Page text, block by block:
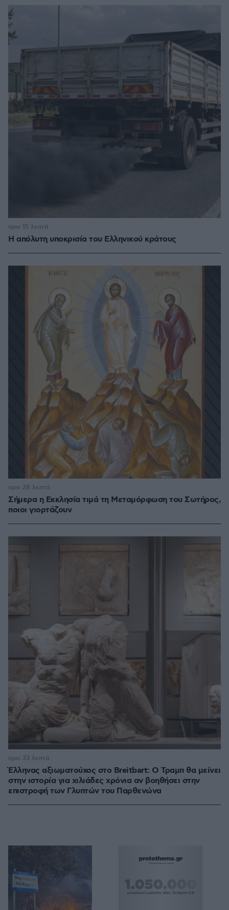
Η απόλυτη υποκρισία του Ελληνικού κράτους
πριν 15 λεπτά
Σήμερα η Εκκλησία τιμά τη Μεταμόρφωση του Σωτήρος,
ποιοι γιορτάζουν
πριν 28 λεπτά
Έλληνας αξιωματούχος στο Breitbart: Ο Τραμπ θα μείνει
στην ιστορία για χιλιάδες χρόνια αν βοηθήσει στην
επιστροφή των Γλυπτών του Παρθενώνα
πριν 33 λεπτά